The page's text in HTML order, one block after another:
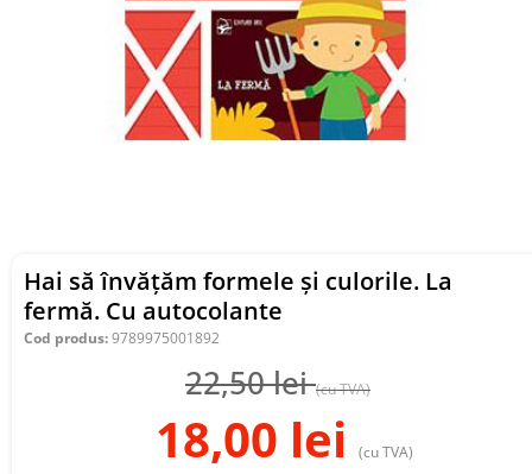
Hai să învățăm formele și culorile. La
fermă. Cu autocolante
Cod produs:9789975001892
22,50lei (cu TVA)
18,00 lei (cu TVA)